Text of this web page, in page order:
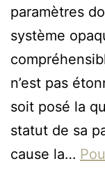
paramètres
système
n’est pas
soit posé la
statut de sa
cause la…